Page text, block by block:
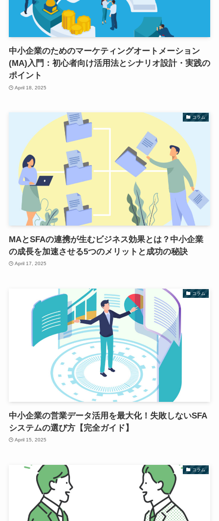
中小企業のためのマーケティングオートメーション
(MA)入門：初心者向け活用法とシナリオ設計・実践の
ポイント
April 18, 2025
コラム
MAとSFAの連携が生むビジネス効果とは？中小企業
の成長を加速させる5つのメリットと成功の秘訣
April 17, 2025
コラム
中小企業の営業データ活用を最大化！失敗しないSFA
システムの選び方【完全ガイド】
April 15, 2025
コラム